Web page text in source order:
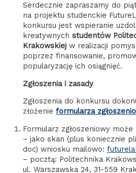
Serdecznie zapraszamy do
na projektu studenckie
konkursu jest wspieranie
kreatywnych studentów
Krakowskiej w realizacji
poprzez finansowanie,
popularyzację ich osiągnięć.
Zgłoszenia i zasady
Zgłoszenia do konkursu
złożenie formularza
Formularz zgłoszeniowy
– jako skan (plus koniecznie
doc) wniosku mailowo:
– pocztą: Politechnika
ul. Warszawska 24, 31-559